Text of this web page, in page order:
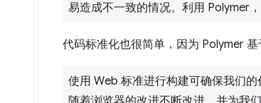
易造成不一致的情况。利用 Polymer
代码标准化也很简单，因为 Polymer
使用 Web 标准进行构建可确保我们